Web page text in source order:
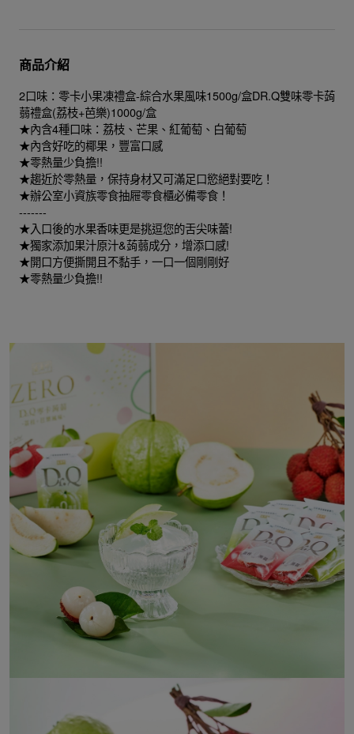
商品介紹
2口味：零卡小果凍禮盒-綜合水果風味1500g/盒DR.Q雙味零卡蒟
蒻禮盒(荔枝+芭樂)1000g/盒
★內含4種口味：荔枝、芒果、紅葡萄、白葡萄
★內含好吃的椰果，豐富口感
★零熱量少負擔!!
★趨近於零熱量，保持身材又可滿足口慾絕對要吃！
★辦公室小資族零食抽屜零食櫃必備零食！
-------
★入口後的水果香味更是挑逗您的舌尖味蕾!
★獨家添加果汁原汁&蒟蒻成分，增添口感!
★開口方便撕開且不黏手，一口一個剛剛好
★零熱量少負擔!!